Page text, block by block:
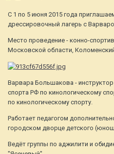
С 1 по 5 июня 2015 года
дрессировочный лагерь с
Место проведение - конно-
Московской области,
Варвара Большакова -
спорта РФ по кинологическому
по кинологическому спорту.
Работает педагогом
городском дворце детского
Ведёт группы по аджилити и